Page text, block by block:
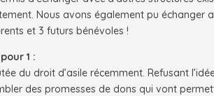
Nous avons également pu échanger
et 3 futurs bénévoles !
1 :
du droit d’asile récemment. Refusant
des promesses de dons qui vont